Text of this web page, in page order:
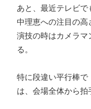
あと、最近テレビ
中理恵への注目の高
演技の時はカメラマ
る。
特に段違い平行棒で
は、会場全体から拍